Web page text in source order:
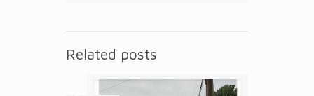
Related posts